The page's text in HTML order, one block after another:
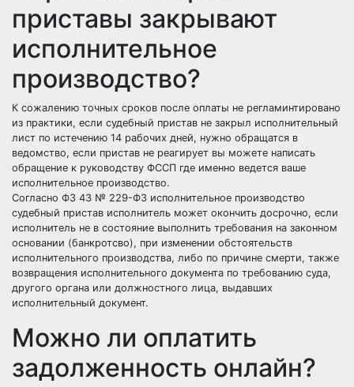
приставы закрывают
исполнительное
производство?
К сожалению точных сроков после оплаты не регламинтировано
из практики, если судебный пристав не закрыл исполнительный
лист по истечению 14 рабочих дней, нужно обращатся в
ведомство, если пристав не реагирует вы можете написать
обращение к руководству ФССП где именно ведется ваше
исполнительное производство.
Согласно ФЗ 43 № 229-ФЗ исполнительное производство
судебный пристав исполнитель может окончить досрочно, если
исполнитель не в состояние выполнить требования на законном
основании (банкротсво), при изменении обстоятельств
исполнительного производства, либо по причине смерти, также
возвращения исполнительного документа по требованию суда,
другого органа или должностного лица, выдавших
исполнительный документ.
Можно ли оплатить
задолженность онлайн?